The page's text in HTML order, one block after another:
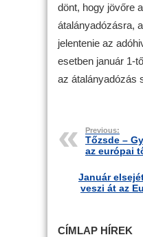
dönt, hogy jövőre
átalányadózásra,
jelentenie az
esetben január 1-
az átalányadózás
Previous:
Tőzsde –
az európai
Január
veszi át az
CÍMLAP HÍREK